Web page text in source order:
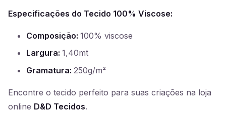
Especificações do Tecido 100% Viscose:
Composição: 100% viscose
Largura: 1,40mt
Gramatura: 250g/m²
Encontre o tecido perfeito para suas criações na loja
online D&D Tecidos.